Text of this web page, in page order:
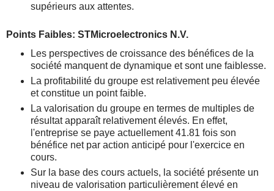
supérieurs aux attentes.
Points Faibles: STMicroelectronics N.V.
Les perspectives de croissance des bénéfices de la
société manquent de dynamique et sont une faiblesse.
La profitabilité du groupe est relativement peu élevée
et constitue un point faible.
La valorisation du groupe en termes de multiples de
résultat apparaît relativement élevés. En effet,
l'entreprise se paye actuellement 41.81 fois son
bénéfice net par action anticipé pour l'exercice en
cours.
Sur la base des cours actuels, la société présente un
niveau de valorisation particulièrement élevé en